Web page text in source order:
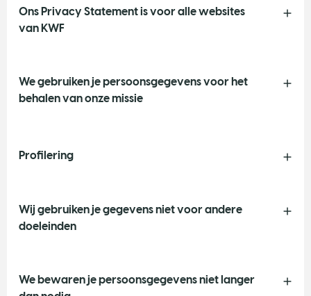
Ons Privacy Statement is voor alle websites
van KWF
We gebruiken je persoonsgegevens voor het
behalen van onze missie
Profilering
Wij gebruiken je gegevens niet voor andere
doeleinden
We bewaren je persoonsgegevens niet langer